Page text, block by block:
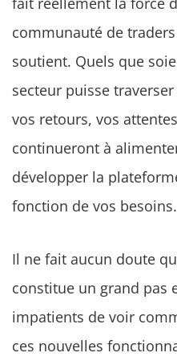
communauté de
soutient. Quels que
secteur puisse
vos retours, vos
continueront à
développer la
fonction de vos besoins.
Il ne fait aucun doute
constitue un grand pas
impatients de voir
ces nouvelles